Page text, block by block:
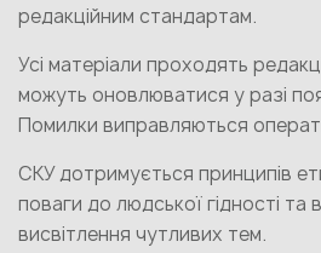
редакційним стандартам.
Усі матеріали проходять
можуть оновлюватися у разі
Помилки виправляються
СКУ дотримується принципів
поваги до людської гідності та
висвітлення чутливих тем.